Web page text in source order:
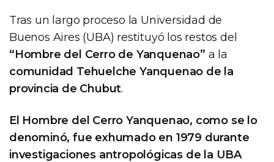
Tras un largo proceso la Universidad de
Buenos Aires (UBA) restituyó los restos del
“Hombre del Cerro de Yanquenao” a la
comunidad Tehuelche Yanquenao de la
provincia de Chubut.
El Hombre del Cerro Yanquenao, como se lo
denominó, fue exhumado en 1979 durante
investigaciones antropológicas de la UBA